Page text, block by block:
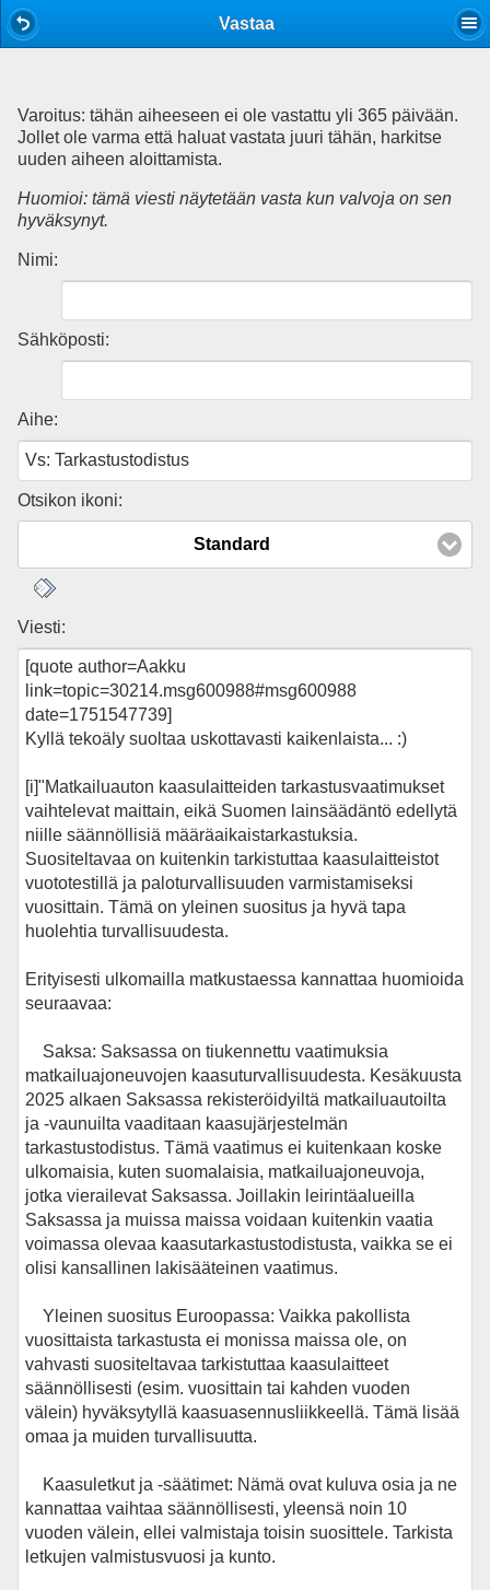
Vastaa
Varoitus: tähän aiheeseen ei ole vastattu yli 365 päivään.
Jollet ole varma että haluat vastata juuri tähän, harkitse
uuden aiheen aloittamista.
Huomioi: tämä viesti näytetään vasta kun valvoja on sen
hyväksynyt.
Nimi:
Sähköposti:
Aihe:
Otsikon ikoni:
Standard
Viesti: